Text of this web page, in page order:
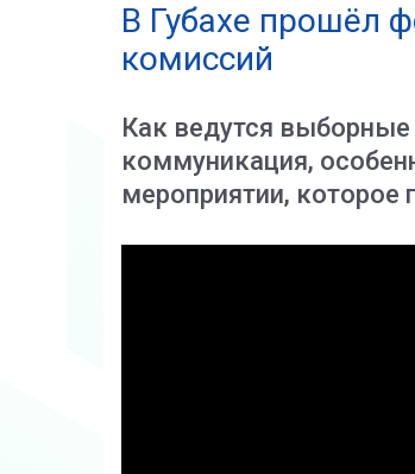
В Губахе прошёл
комиссий
Как ведутся
коммуникация,
мероприятии, которое